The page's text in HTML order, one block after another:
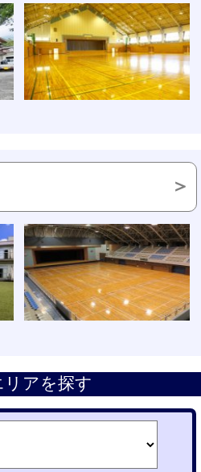
リアを探す